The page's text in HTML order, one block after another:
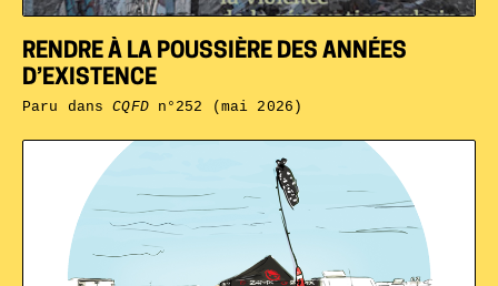
RENDRE À LA POUSSIÈRE DES ANNÉES
D’EXISTENCE
Paru dansCQFDn°252 (mai 2026)